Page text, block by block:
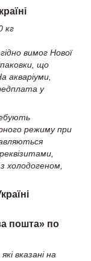
кг
вимог Нової
що
акваріуми,
у
режиму при
холодогеном,
пошта» по
вказані на